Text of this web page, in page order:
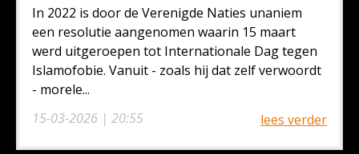
15-03-2026 | 20:55
In 2022 is door de Verenigde Naties unaniem
een resolutie aangenomen waarin 15 maart
werd uitgeroepen tot Internationale Dag tegen
Islamofobie. Vanuit - zoals hij dat zelf verwoordt
- morele...
lees verder